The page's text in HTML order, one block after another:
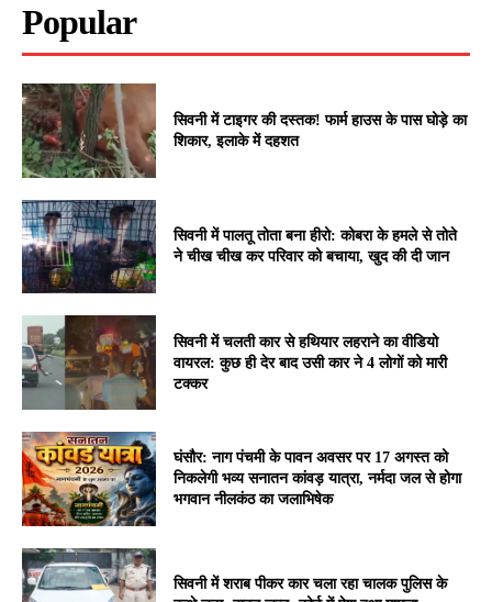
Popular
सिवनी में टाइगर की दस्तक! फार्म हाउस के पास घोड़े का
शिकार, इलाके में दहशत
सिवनी में पालतू तोता बना हीरो: कोबरा के हमले से तोते
ने चीख चीख कर परिवार को बचाया, खुद की दी जान
सिवनी में चलती कार से हथियार लहराने का वीडियो
वायरल: कुछ ही देर बाद उसी कार ने 4 लोगों को मारी
टक्कर
घंसौर: नाग पंचमी के पावन अवसर पर 17 अगस्त को
निकलेगी भव्य सनातन कांवड़ यात्रा, नर्मदा जल से होगा
भगवान नीलकंठ का जलाभिषेक
सिवनी में शराब पीकर कार चला रहा चालक पुलिस के